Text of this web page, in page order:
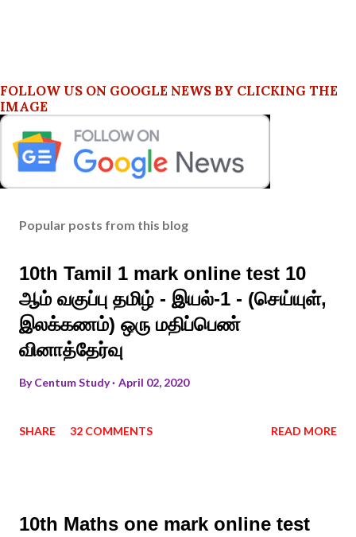
FOLLOW US ON GOOGLE NEWS BY CLICKING THE
IMAGE
Popular posts from this blog
10th Tamil 1 mark online test 10
ஆம் வகுப்பு தமிழ் - இயல்-1 - (செய்யுள்,
இலக்கணம்) ஒரு மதிப்பெண்
வினாத்தேர்வு
ByCentum Study April 02, 2020
SHARE 32 COMMENTS READ MORE
10th Maths one mark online test